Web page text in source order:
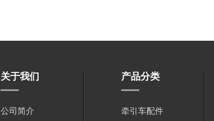
关于我们
公司简介
产品分类
牵引车配件